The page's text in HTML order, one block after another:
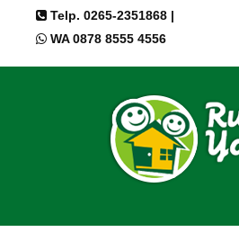
Telp. 0265-2351868 |
WA 0878 8555 4556